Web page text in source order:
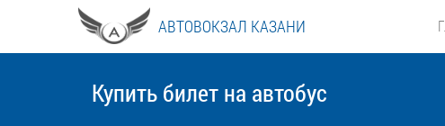
АВТОВОКЗАЛ КАЗАНИ
Купить билет на автобус